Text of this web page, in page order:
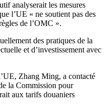
analyserait les mesures
l’UE « ne soutient pas des
de l’OMC ».
des pratiques de la
et d’investissement avec
Zhang Ming, a contacté
la Commission pour
aux tarifs douaniers